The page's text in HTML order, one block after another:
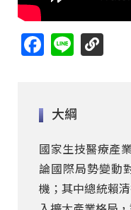
Facebook
Line
大綱
國家生技醫療產
論國際局勢變動
機；其中總統賴